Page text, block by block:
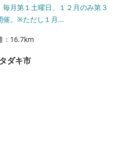
毎月第１土曜日、１２月のみ第３
催。※ただし１月...
：16.7km
ダキ市